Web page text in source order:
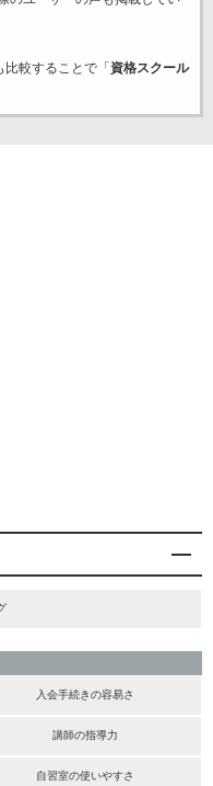
較することで「 資格スクール
入会手続きの容易さ
講師の指導力
自習室の使いやすさ